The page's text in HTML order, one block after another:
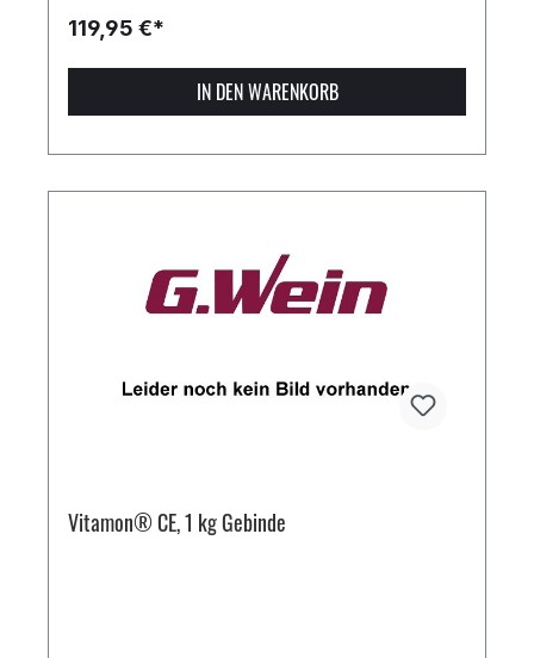
119,95 €*
IN DEN WARENKORB
Vitamon® CE, 1 kg Gebinde